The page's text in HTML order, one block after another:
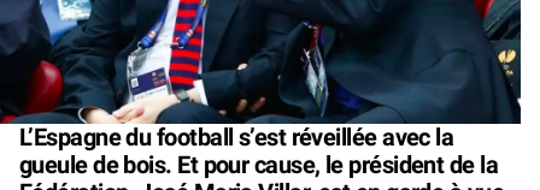
L’Espagne du football s’est réveillée avec la
gueule de bois. Et pour cause, le président de la